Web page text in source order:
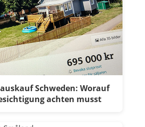
Schweden: Worauf
achten musst